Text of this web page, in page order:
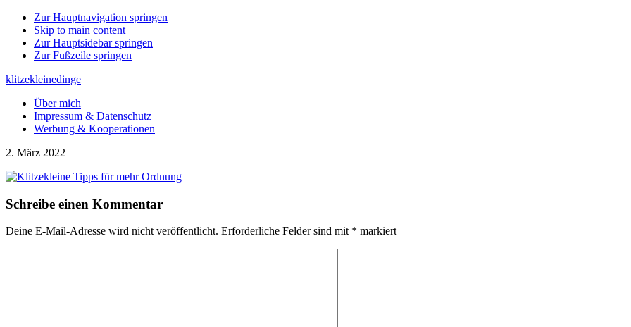
Zur Hauptnavigation springen
Skip to main content
Zur Hauptsidebar springen
Zur Fußzeile springen
klitzekleinedinge
Über mich
Impressum & Datenschutz
Werbung & Kooperationen
2. März 2022
Leser-
Schreibe einen Kommentar
Deine E-Mail-Adresse wird nicht veröffentlicht. Erforderliche Felder sind mit * markiert